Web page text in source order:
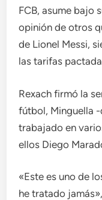
FCB, asume bajo
opinión de otros
de Lionel Messi,
las tarifas
Rexach firmó la
fútbol, ​​Minguella
trabajado en
ellos Diego
«Este es uno de
he tratado